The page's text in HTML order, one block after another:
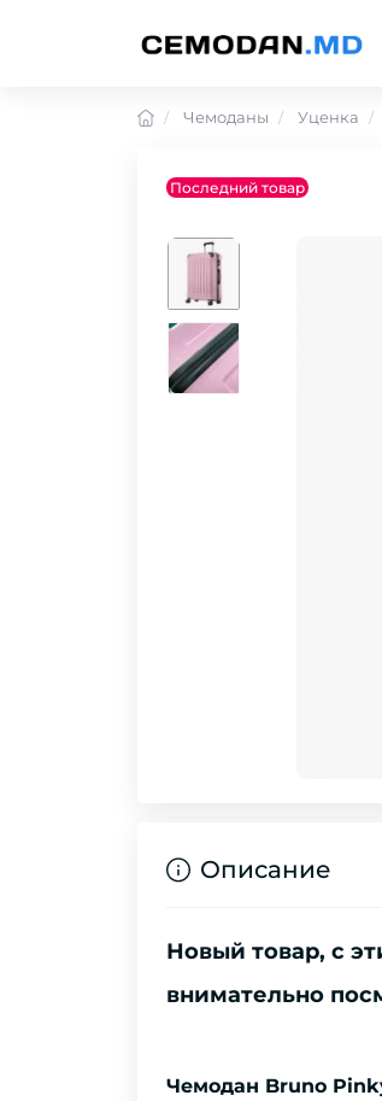
Чемоданы Уценка
Последний товар
Описание
Новый товар, с
внимательно
Чемодан Bruno